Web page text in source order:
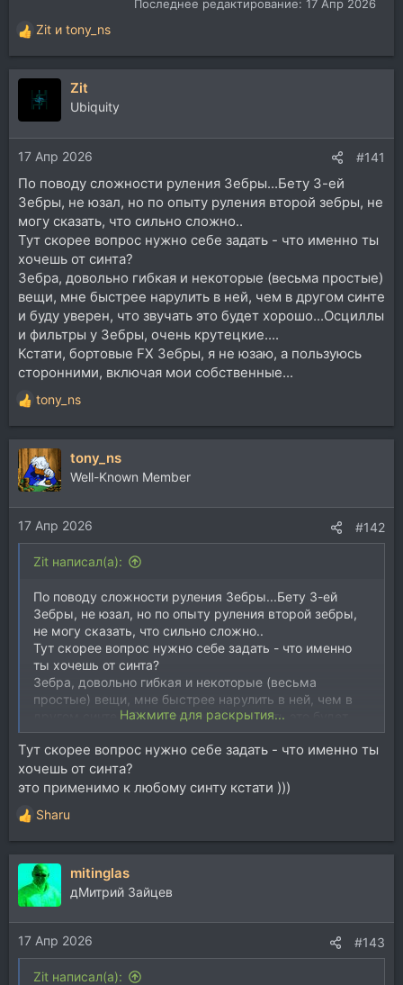
Последнее редактирование: 17 Апр 2026
Р
е
а
и
и
:
Zit и tony_ns
Zit
Ubiquity
17 Апр 2026 #141
По поводу сложности руления Зебры...Бету 3-ей
Зебры, не юзал, но по опыту руления второй зебры, не
могу сказать, что сильно сложно..
Тут скорее вопрос нужно себе задать - что именно ты
хочешь от синта?
Зебра, довольно гибкая и некоторые (весьма простые)
вещи, мне быстрее нарулить в ней, чем в другом синте
и буду уверен, что звучать это будет хорошо...Осциллы
и фильтры у Зебры, очень крутецкие....
Кстати, бортовые FX Зебры, я не юзаю, а пользуюсь
сторонними, включая мои собственные...
Р
е
а
к
ц
и
и
:
tony_ns
tony_ns
Well-Known Member
17 Апр 2026 #142
Zit написал(а):
По поводу сложности руления Зебры...Бету 3-ей
Зебры, не юзал, но по опыту руления второй зебры,
не могу сказать, что сильно сложно..
Тут скорее вопрос нужно себе задать - что именно
ты хочешь от синта?
Зебра, довольно гибкая и некоторые (весьма
простые) вещи, мне быстрее нарулить в ней, чем в
другом синте и буду уверен, что звучать это будет
хорошо...Осциллы и фильтры у Зебры, очень
крутецкие....
Кстати, бортовые FX Зебры, я не юзаю, а пользуюсь
сторонними, включая мои собственные...
Нажмите для раскрытия...
Тут скорее вопрос нужно себе задать - что именно ты
хочешь от синта?
это применимо к любому синту кстати )))
Р
е
а
ц
и
и
:
Sharu
mitinglas
дМитрий Зайцев
17 Апр 2026 #143
Zit написал(а):